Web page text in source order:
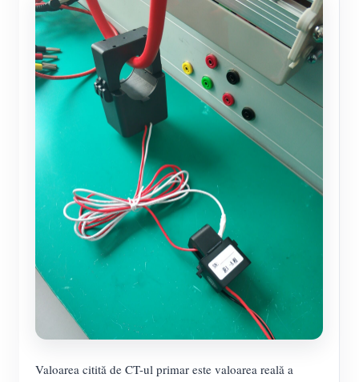
Clasament FV
Valoarea citită de CT-ul primar este valoarea reală a